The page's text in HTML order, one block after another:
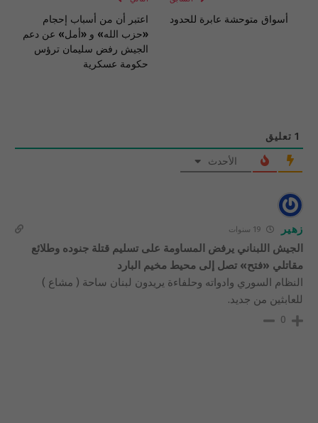
أسواق متوحشة عابرة للحدود
اعتبر أن من أسباب إحجام
«حزب الله» و «أمل» عن دعم
الجيش رفض سليمان ترؤس
حكومة عسكرية
1 تعليق
الأحدث
زهير
الجيش اللبناني يرفض المساومة على تسليم قتلة جنوده وطلائع
مقاتلي «فتح» تصل إلى محيط مخيم البارد
النظام السوري وادواته وحلفاءة يريدون لبنان ساحة ( مشاع )
للعابثين من جديد.
0